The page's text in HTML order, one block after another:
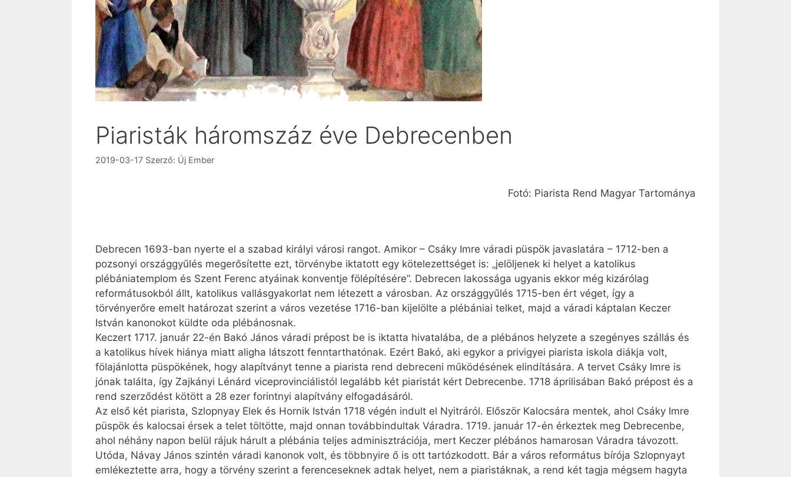
Piaristák háromszáz éve Debrecenben
2019-03-17 Szerző: Új Ember
Fotó: Piarista Rend Magyar Tartománya
Debrecen 1693-ban nyerte el a szabad királyi városi rangot. Amikor – Csáky Imre váradi püspök javaslatára – 1712-ben a
pozsonyi országgyűlés megerősítette ezt, törvénybe iktatott egy kötelezettséget is: „jelöljenek ki helyet a katolikus
plébániatemplom és Szent Ferenc atyáinak konventje fölépítésére”. Debrecen lakossága ugyanis ekkor még kizárólag
reformátusokból állt, katolikus vallásgyakorlat nem létezett a városban. Az országgyűlés 1715-ben ért véget, így a
törvényerőre emelt határozat szerint a város vezetése 1716-ban kijelölte a plébániai telket, majd a váradi káptalan Keczer
István kanonokot küldte oda plébánosnak.
Keczert 1717. január 22-én Bakó János váradi prépost be is iktatta hivatalába, de a plébános helyzete a szegényes szállás és
a katolikus hívek hiánya miatt aligha látszott fenntarthatónak. Ezért Bakó, aki egykor a privigyei piarista iskola diákja volt,
fölajánlotta püspökének, hogy alapítványt tenne a piarista rend debreceni működésének elindítására. A tervet Csáky Imre is
jónak találta, így Zajkányi Lénárd viceprovinciálistól legalább két piaristát kért Debrecenbe. 1718 áprilisában Bakó prépost és a
rend szerződést kötött a 28 ezer forintnyi alapítvány elfogadásáról.
Az első két piarista, Szlopnyay Elek és Hornik István 1718 végén indult el Nyitráról. Először Kalocsára mentek, ahol Csáky Imre
püspök és kalocsai érsek a telet töltötte, majd onnan továbbindultak Váradra. 1719. január 17-én érkeztek meg Debrecenbe,
ahol néhány napon belül rájuk hárult a plébánia teljes adminisztrációja, mert Keczer plébános hamarosan Váradra távozott.
Utóda, Návay János szintén váradi kanonok volt, és többnyire ő is ott tartózkodott. Bár a város református bírója Szlopnyayt
emlékeztette arra, hogy a törvény szerint a ferenceseknek adtak helyet, nem a piaristáknak, a rend két tagja mégsem hagyta